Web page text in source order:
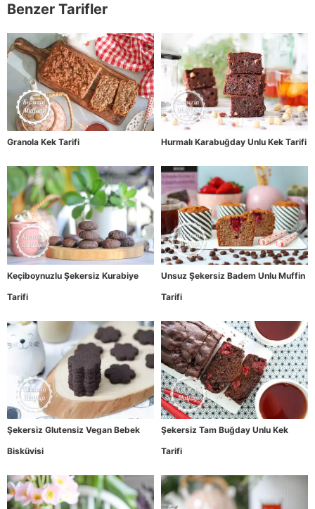
Benzer Tarifler
Granola Kek Tarifi Hurmalı Karabuğday Unlu Kek Tarifi
Keçiboynuzlu Şekersiz Kurabiye
Tarifi
Unsuz Şekersiz Badem Unlu Muffin
Tarifi
Şekersiz Glutensiz Vegan Bebek
Bisküvisi
Şekersiz Tam Buğday Unlu Kek
Tarifi